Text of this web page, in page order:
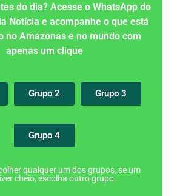
do dia? Acesse o WhatsApp do
Notícia e acompanhe o que está
no Amazonas e no mundo com
apenas um clique
Grupo 2 Grupo 3
Grupo 4
qualquer um dos grupos, se um
cheio, escolha outro grupo.